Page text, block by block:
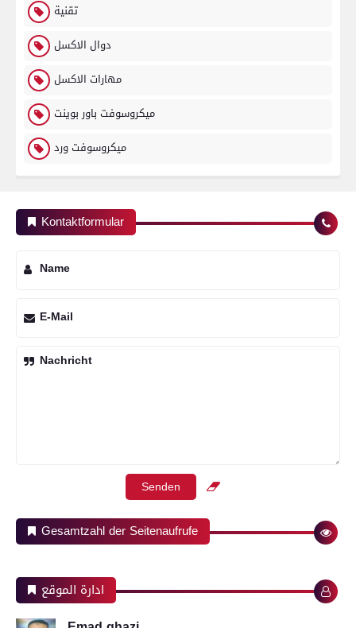
تقنية
دوال الاكسل
مهارات الاكسل
ميكروسوفت باور بوينت
ميكروسوفت ورد
Kontaktformular
Name
E-Mail
Nachricht
Gesamtzahl der Seitenaufrufe
ادارة الموقع